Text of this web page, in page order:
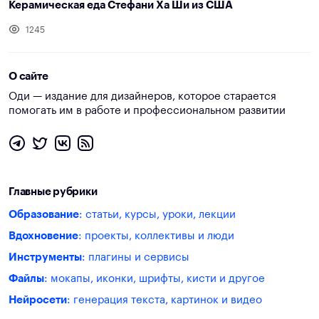
Керамическая еда Стефани Ха Ши из США
1245
О сайте
Оди — издание для дизайнеров, которое старается
помогать им в работе и профессиональном развитии
Главные рубрики
Образование: статьи, курсы, уроки, лекции
Вдохновение: проекты, коллективы и люди
Инструменты: плагины и сервисы
Файлы: мокапы, иконки, шрифты, кисти и другое
Нейросети: генерация текста, картинок и видео